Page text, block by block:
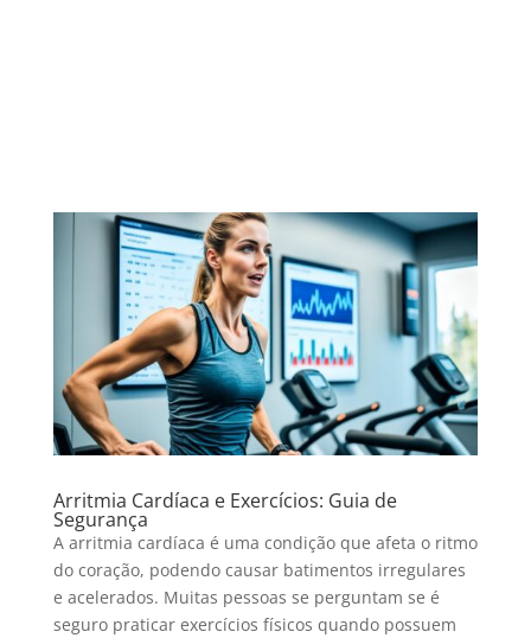
Arritmia Cardíaca e Exercícios: Guia de
Segurança
A arritmia cardíaca é uma condição que afeta o ritmo
do coração, podendo causar batimentos irregulares
e acelerados. Muitas pessoas se perguntam se é
seguro praticar exercícios físicos quando possuem